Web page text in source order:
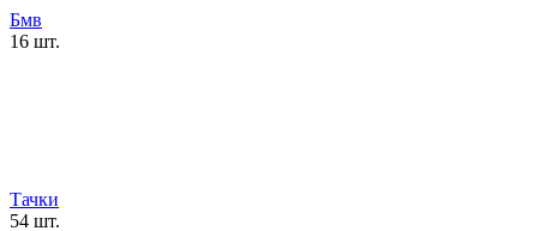
Бмв
16 шт.
Тачки
54 шт.